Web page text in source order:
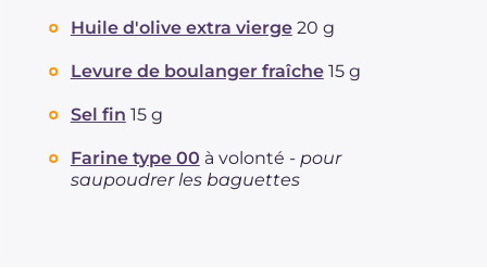
Huile d'olive extra vierge 20 g
Levure de boulanger fraîche 15 g
Sel fin 15 g
Farine type 00 à volonté - pour
saupoudrer les baguettes